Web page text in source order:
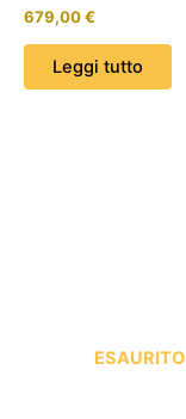
679,00€
Leggi tutto
ESAURITO